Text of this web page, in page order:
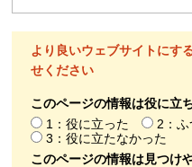
より良いウェブサイトにす
せください
このページの情報は役に立
1：役に立った
2：ふ
3：役に立たなかった
このページの情報は見つけ